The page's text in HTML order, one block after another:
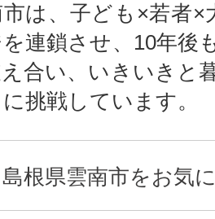
は、子ども×若者×
連鎖させ、10年後
合い、いきいきと
挑戦しています。
島根県雲南市をお気